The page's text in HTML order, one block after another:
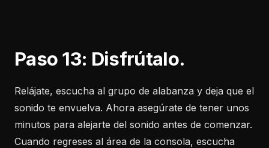
Paso 13: Disfrútalo.
Relájate, escucha al grupo de alabanza y deja que el
sonido te envuelva. Ahora asegúrate de tener unos
minutos para alejarte del sonido antes de comenzar.
Cuando regreses al área de la consola, escucha